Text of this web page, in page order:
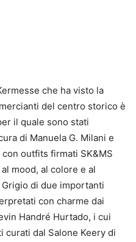
che ha visto la
del centro storico è
il quale sono stati
di Manuela G. Milani e
con outfits firmati SK&MS
mood, al colore e al
di due importanti
con charme dai
Handré Hurtado, i cui
curati dal Salone Keery di